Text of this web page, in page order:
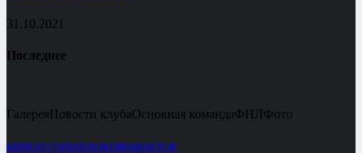
31.10.2021
Последнее
ГалереяНовости клубаОсновная командаФНЛФото
КИРИЛЛ ГОРБАТОВ ВОЗВРАЩАЕТСЯ!